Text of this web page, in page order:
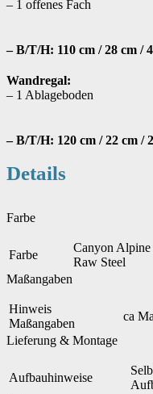
– 1 offenes Fach
– B/T/H: 110 cm / 28 cm /
Wandregal:
– 1 Ablageboden
– B/T/H: 120 cm / 22 cm /
Details
Farbe
Farbe
Canyon Alpine
Raw Steel
Maßangaben
Hinweis
Maßangaben
ca
Lieferung & Montage
Aufbauhinweise